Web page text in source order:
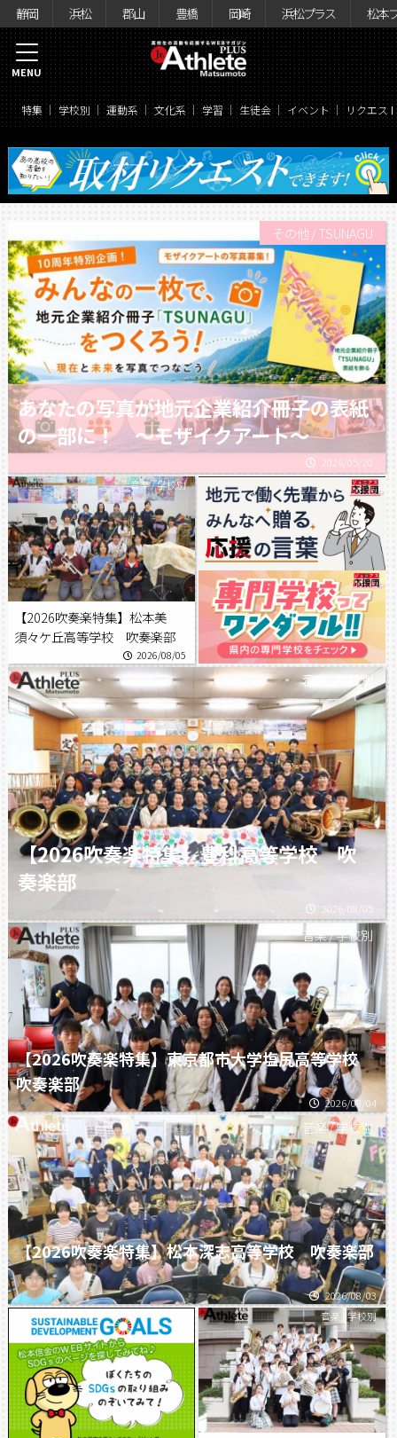
静岡 浜松 郡山 豊橋 岡崎 浜松プラス 松本
特集 学校別 運動系 文化系 学習 生徒会 イベント リクエス
MENU
その他/TSUNAGU
あなたの写真が地元企業紹介冊子の表紙
の一部に！ 〜モザイクアート〜
2026/05/20
音楽/学校別
【2026吹奏楽特集】松本美
須々ケ丘高等学校 吹奏楽部
2026/08/05
音楽/学校別
【2026吹奏楽特集】豊科高等学校 吹
奏楽部
2026/08/05
音楽/学校別
【2026吹奏楽特集】東京都市大学塩尻高等学校
吹奏楽部
2026/08/04
音楽/学校別
【2026吹奏楽特集】松本深志高等学校 吹奏楽部
2026/08/03
音楽 学校別